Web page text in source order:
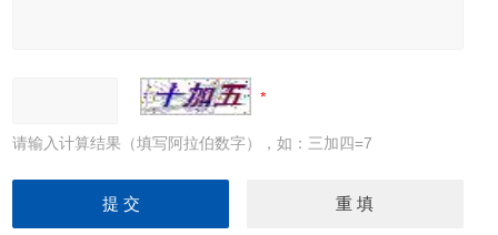
请输入计算结果（填写阿拉伯数字），如：三加四=7